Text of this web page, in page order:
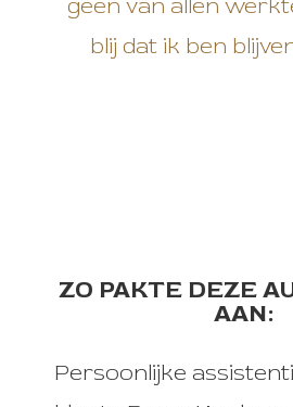
geen van allen
blij dat ik ben
ZO PAKTE DEZE
AAN:
Persoonlijke